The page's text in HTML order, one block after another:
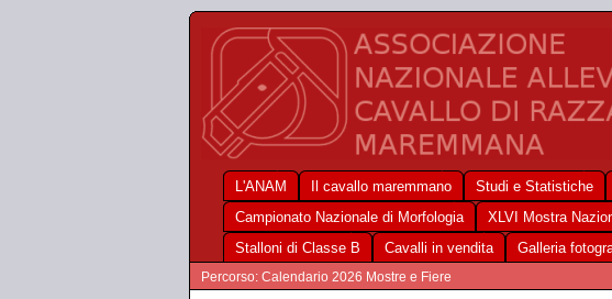
L'ANAM Il cavallo maremmano Studi e Statistiche
Campionato Nazionale di Morfologia
XLVI Mostra
Stalloni di Classe B
Cavalli in vendita Galleria
Percorso: Calendario 2026 Mostre e Fiere